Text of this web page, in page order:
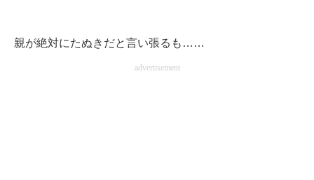
エレクトロニクス専門サイト
親が絶対にたぬきだと言い張るも……
advertisement